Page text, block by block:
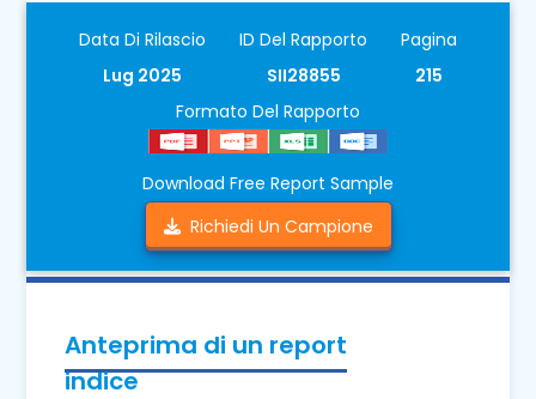
Data Di Rilascio
Lug 2025
ID Del Rapporto
SII28855
Pagina
215
Formato Del Rapporto
Download Free Report Sample
Richiedi Un Campione
Anteprima di un report
indice